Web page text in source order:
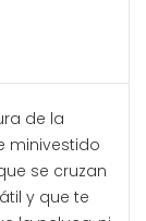
de la
minivestido
se cruzan
y que te